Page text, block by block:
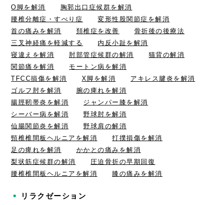
O脚を解消
胸郭出口症候群を解消
腰椎分離症・すべり症
変形性股関節症を解消
首の痛みを解消
頚椎症を改善
骨折後の後療法
三叉神経痛を軽減する
内反小趾を解消
寝違えを解消
肘部管症候群の解消
猫背の解消
関節痛を解消
モートン病を解消
TFCC損傷を解消
X脚を解消
アキレス腱炎を解消
ゴルフ肘を解消
腕の痺れを解消
腸脛靭帯炎を解消
ジャンパー膝を解消
シーバー病を解消
野球肘を解消
仙腸関節炎を解消
野球肩の解消
頸椎椎間板ヘルニアを解消
打撲損傷を解消
足の痺れを解消
かかとの痛みを解消
梨状筋症候群の解消
圧迫骨折の早期回復
腰椎椎間板ヘルニアを解消
膝の痛みを解消
リラクゼーション